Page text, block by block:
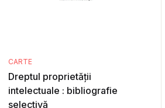
CARTE
Dreptul proprietății
intelectuale : bibliografie
selectivă